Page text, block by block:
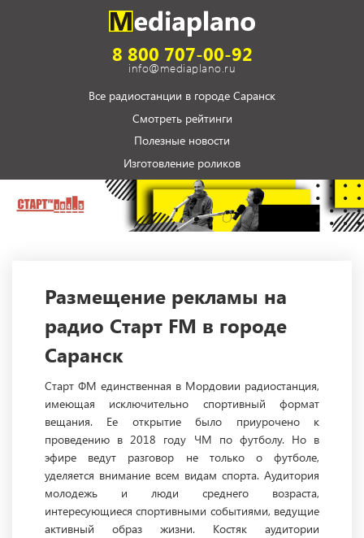
8 800 707-00-92
info@mediaplano.ru
Все радиостанции в городе Саранск
Смотреть рейтинги
Полезные новости
Изготовление роликов
Размещение рекламы на
радио Старт FM в городе
Саранск
Старт ФМ единственная в Мордовии радиостанция,
имеющая исключительно спортивный формат
вещания. Ее открытие было приурочено к
проведению в 2018 году ЧМ по футболу. Но в
эфире ведут разговор не только о футболе,
уделяется внимание всем видам спорта. Аудитория
молодежь и люди среднего возраста,
интересующиеся спортивными событиями, ведущие
активный образ жизни. Костяк аудитории